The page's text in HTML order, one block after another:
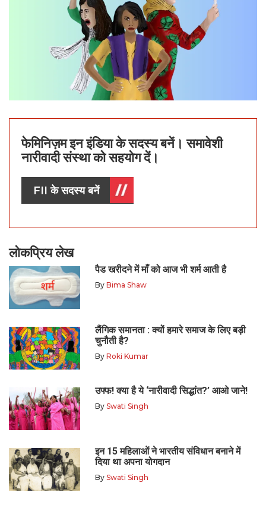
फेमिनिज़म इन इंडिया के सदस्य बनें। समावेशी
नारीवादी संस्था को सहयोग दें।
FII के सदस्य बनें
लोकप्रिय लेख
पैड खरीदने में माँ को आज भी शर्म आती है
By Bima Shaw
लैंगिक समानता : क्यों हमारे समाज के लिए बड़ी
चुनौती है?
By Roki Kumar
उफ्फ! क्या है ये ‘नारीवादी सिद्धांत?’ आओ जाने!
By Swati Singh
इन 15 महिलाओं ने भारतीय संविधान बनाने में
दिया था अपना योगदान
By Swati Singh